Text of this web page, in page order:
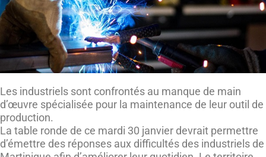
Les industriels sont confrontés au manque de main
d’œuvre spécialisée pour la maintenance de leur outil de
production.
La table ronde de ce mardi 30 janvier devrait permettre
d’émettre des réponses aux difficultés des industriels de